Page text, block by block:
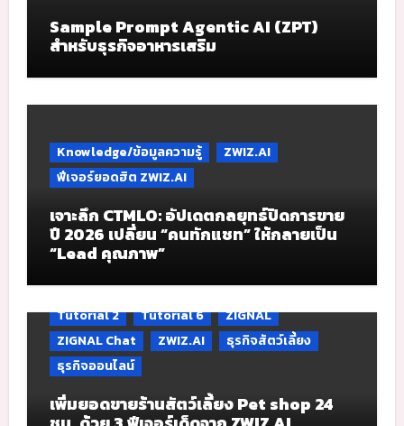
Sample Prompt Agentic AI (ZPT)
สำหรับธุรกิจอาหารเสริม
Knowledge/ข้อมูลความรู้
ZWIZ.AI
ฟีเจอร์ยอดฮิต ZWIZ.AI
เจาะลึก CTMLO: อัปเดตกลยุทธ์ปิดการขาย
ปี 2026 เปลี่ยน “คนทักแชท” ให้กลายเป็น
“Lead คุณภาพ”
Tutorial 2 Tutorial 6
ZIGNAL
ZIGNAL Chat
ZWIZ.AI
ธุรกิจสัตว์เลี้ยง
ธุรกิจออนไลน์
เพิ่มยอดขายร้านสัตว์เลี้ยง Pet shop 24